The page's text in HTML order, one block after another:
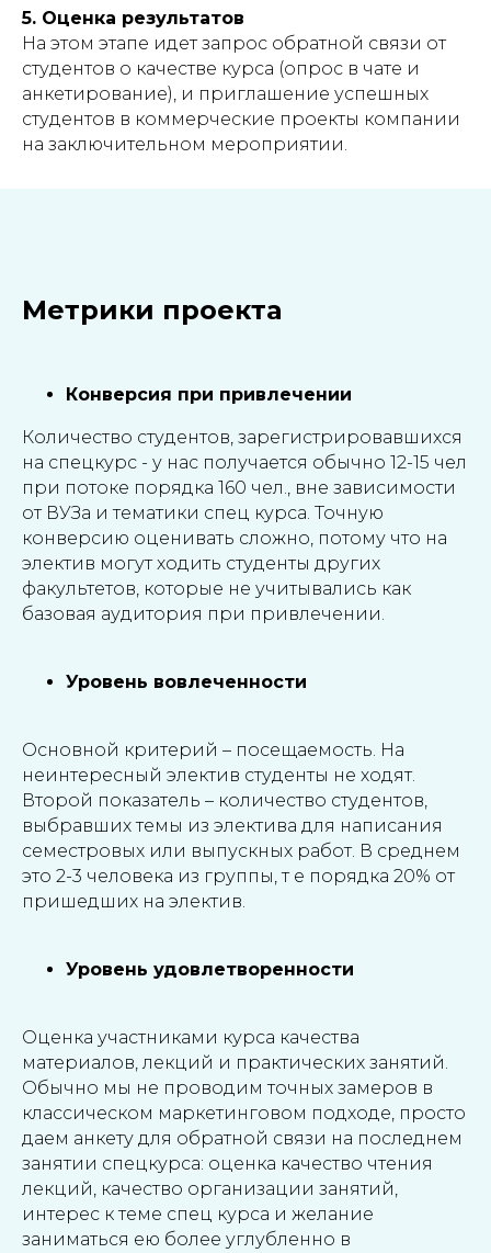
5. Оценка результатов
На этом этапе идет запрос обратной связи от
студентов о качестве курса (опрос в чате и
анкетирование), и приглашение успешных
студентов в коммерческие проекты компании
на заключительном мероприятии.
Метрики проекта
Конверсия при привлечении
Количество студентов, зарегистрировавшихся
на спецкурс - у нас получается обычно 12-15 чел
при потоке порядка 160 чел., вне зависимости
от ВУЗа и тематики спец курса. Точную
конверсию оценивать сложно, потому что на
электив могут ходить студенты других
факультетов, которые не учитывались как
базовая аудитория при привлечении.
Уровень вовлеченности
Основной критерий – посещаемость. На
неинтересный электив студенты не ходят.
Второй показатель – количество студентов,
выбравших темы из электива для написания
семестровых или выпускных работ. В среднем
это 2-3 человека из группы, т е порядка 20% от
пришедших на электив.
Уровень удовлетворенности
Оценка участниками курса качества
материалов, лекций и практических занятий.
Обычно мы не проводим точных замеров в
классическом маркетинговом подходе, просто
даем анкету для обратной связи на последнем
занятии спецкурса: оценка качество чтения
лекций, качество организации занятий,
интерес к теме спец курса и желание
заниматься ею более углубленно в